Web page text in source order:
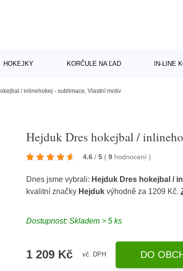
HOKEJKY KORČULE NA ĽAD IN-LINE
/ inlinehokej - sublimace, Vlastní motiv
Hejduk Dres hokejbal /
4.6 / 5 ( 9 hodnocení)
Dnes jsme vybrali: Hejduk Dres hokejbal /
kvalitní značky Hejduk výhodně za 1209 Kč.
Dostupnost: Skladem > 5 ks
1 209 Kč vč. DPH DO